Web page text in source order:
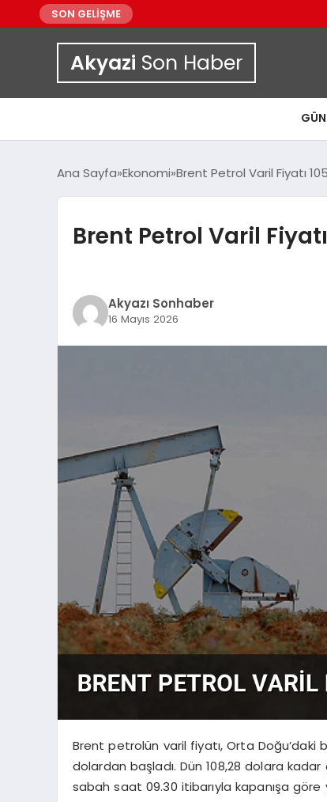
SON GELİŞME
Akyazi Son Haber
Ana Sayfa Ekonomi Brent Petrol Varil Fiyatı
Brent Petrol Varil
Akyazı Sonhaber
16 Mayıs 2026
Brent petrolün varil fiyatı, Orta Doğu’daki
dolardan başladı. Dün 108,28 dolara
sabah saat 09.30 itibarıyla kapanışa göre